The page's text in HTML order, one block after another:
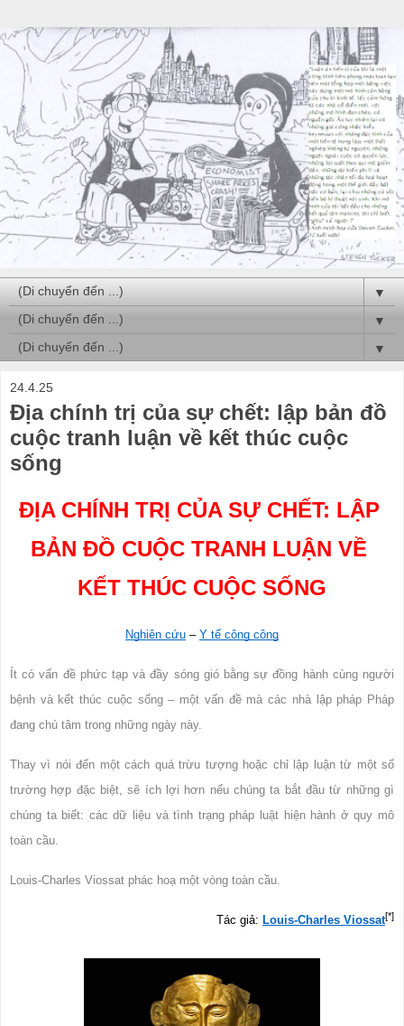
▼
▼
▼
24.4.25
Địa chính trị của sự chết: lập bản đồ
cuộc tranh luận về kết thúc cuộc
sống
ĐỊA CHÍNH TRỊ CỦA SỰ CHẾT: LẬP
BẢN ĐỒ CUỘC TRANH LUẬN VỀ
KẾT THÚC CUỘC SỐNG
Nghiên cứu – Y tế công cộng
Ít có vấn đề phức tạp và đầy sóng gió bằng sự đồng hành cùng người
bệnh và kết thúc cuộc sống – một vấn đề mà các nhà lập pháp Pháp
đang chú tâm trong những ngày này.
Thay vì nói đến một cách quá trừu tượng hoặc chỉ lập luận từ một số
trường hợp đặc biệt, sẽ ích lợi hơn nếu chúng ta bắt đầu từ những gì
chúng ta biết: các dữ liệu và tình trạng pháp luật hiện hành ở quy mô
toàn cầu.
Louis-Charles Viossat phác hoạ một vòng toàn cầu.
Tác giả: Louis-Charles Viossat[*]